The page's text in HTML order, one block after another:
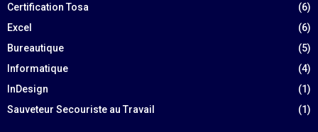
Certification Tosa
(6)
Excel
(6)
Bureautique
(5)
Informatique
(4)
InDesign
(1)
Sauveteur Secouriste au Travail
(1)